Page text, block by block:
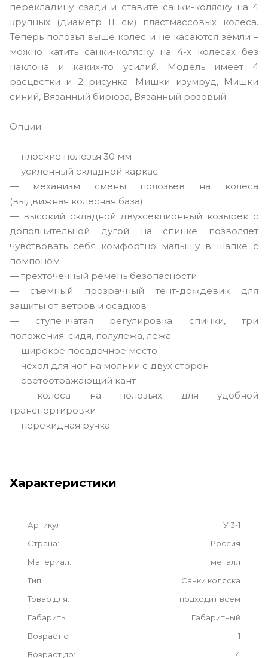
перекладину сзади и ставите санки-коляску на 4
крупных (диаметр 11 см) пластмассовых колеса.
Теперь полозья выше колес и не касаются земли –
можно катить санки-коляску на 4-х колесах без
наклона и каких-то усилий. Модель имеет 4
расцветки и 2 рисунка: Мишки изумруд, Мишки
синий, Вязанный бирюза, Вязанный розовый.
Опции:
— плоские полозья 30 мм
— усиленный складной каркас
— механизм смены полозьев на колеса
(выдвижная колесная база)
— высокий складной двухсекционный козырек с
дополнительной дугой на спинке позволяет
чувствовать себя комфортно малышу в шапке с
помпоном
— трехточечный ремень безопасности
— съемный прозрачный тент-дождевик для
защиты от ветров и осадков
— ступенчатая регулировка спинки, три
положения: сидя, полулежа, лежа
— широкое посадочное место
— чехол для ног на молнии с двух сторон
— светоотражающий кант
— колеса на полозьях для удобной
транспортировки
— перекидная ручка
Характеристики
Артикул
У 3-1
Страна
Россия
Материал
металл
Тип
Санки коляска
Товар для
подходит всем
Габариты
Габаритный
Возраст от
1
Возраст до
4